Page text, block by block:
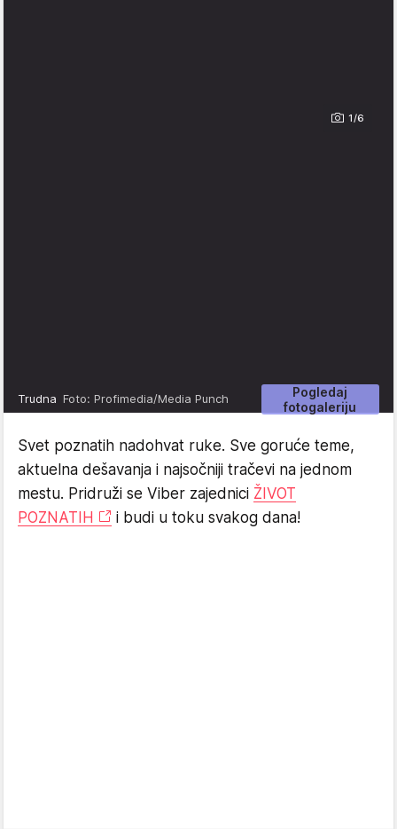
1/6
Pogledaj
fotogaleriju
Trudna Foto: Profimedia/Media Punch
Svet poznatih nadohvat ruke. Sve goruće teme,
aktuelna dešavanja i najsočniji tračevi na jednom
mestu. Pridruži se Viber zajednici ŽIVOT
POZNATIH
i budi u toku svakog dana!